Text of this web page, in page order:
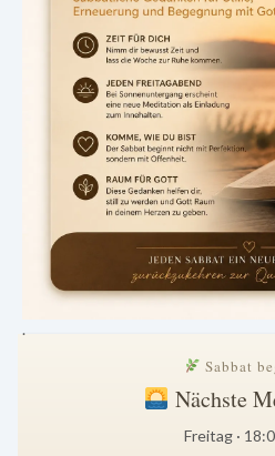
.
Sabbat
Nächste
Freitag ·